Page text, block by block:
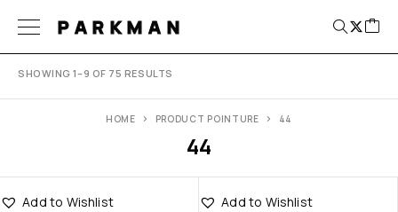
PARKMAN
SHOWING 1–9 OF 75 RESULTS
44
HOME PRODUCT POINTURE 44
Add to Wishlist Add to Wishlist